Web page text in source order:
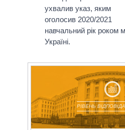
ухвалив указ, яким
оголосив 2020/2021
навчальний рік роком
Україні.
РІВЕНЬ